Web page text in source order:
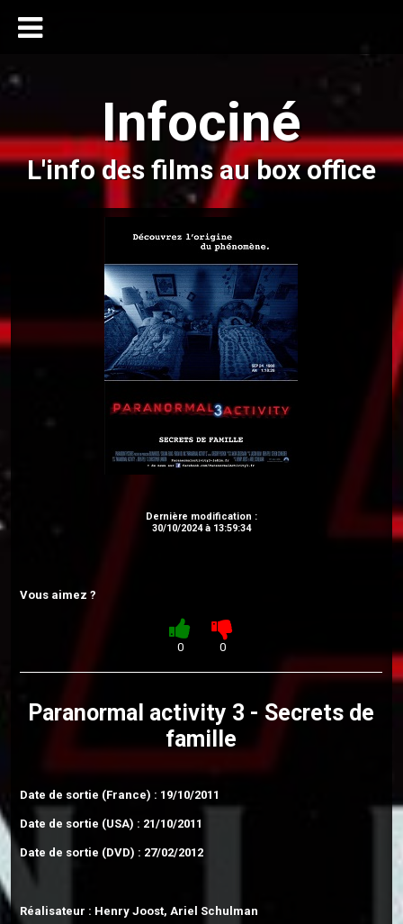
Infociné
L'info des films au box office
Dernière modification :
30/10/2024 à 13:59:34
Vous aimez ?
0 0
Paranormal activity 3 - Secrets de
famille
Date de sortie (France) : 19/10/2011
Date de sortie (USA) : 21/10/2011
Date de sortie (DVD) : 27/02/2012
Réalisateur : Henry Joost, Ariel Schulman